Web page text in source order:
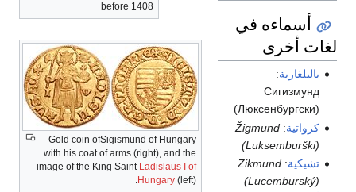
before 1408
Gold coin ofSigismund of Hungary
with his coat of arms (right), and the
image of the King Saint Ladislaus I of
Hungary (left).
أسماءه في
لغات أخرى
بالبلغارية:
Сигизмунд
(Люксенбургски)
كرواتية:
Žigmund
(Luksemburški)
تشيكية:
Zikmund
(Lucemburský)